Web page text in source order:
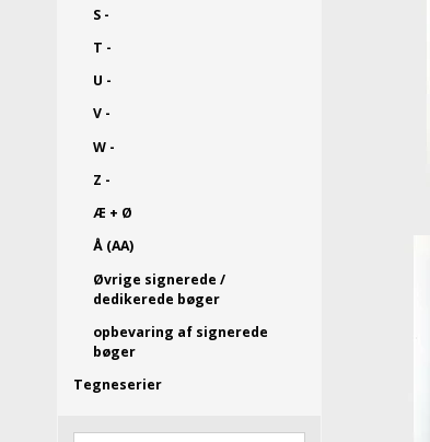
S -
T -
U -
V -
W -
Z -
Æ + Ø
Å (AA)
Øvrige signerede /
dedikerede bøger
opbevaring af signerede
bøger
Tegneserier